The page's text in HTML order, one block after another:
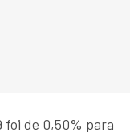
foi de 0,50% para